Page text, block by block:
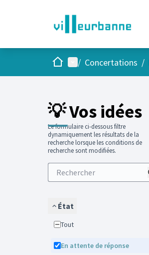
AccueilMenu principal
/ Concertations /
💡 Vos idées
Le formulaire ci-dessous filtre
dynamiquement les résultats de la
recherche lorsque les conditions de
recherche sont modifiées.
État
Tout
En attente de réponse